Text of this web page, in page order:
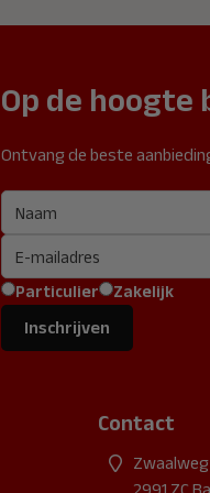
Op de hoogte
Ontvang de beste
Particulier
Zakelijk
Inschrijven
Contact
2991 ZC